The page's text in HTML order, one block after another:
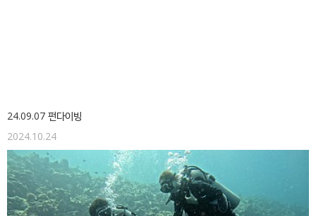
24.09.07 펀다이빙
2024.10.24